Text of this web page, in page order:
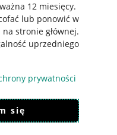
12 miesięcy.
lub ponowić w
na stronie głównej.
uprzedniego
prywatności
się